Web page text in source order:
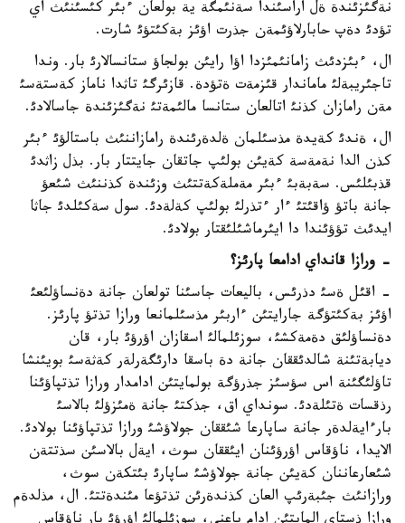
نةگئزئندة ةل اراسئندا سةنئمگة ية بولعان ءبئر كئسئنئث اي
تؤدئ دةپ حابارلاؤئمةن جذرت اؤئز بةكئتؤئ شارت.
ال، ءبئزدئث زامانئمئزدا اؤا رايئن بولجاؤ ستانسالارئ بار. وندا
تاجئريبةلئ ماماندار قئزمةت ةتؤدة. قازئرگئ تاثدا ناماز كةستةسئ
مةن رامازان كذنئ اتالعان ستانسا مالئمةتئ نةگئزئندة جاسالادئ.
ال، ةندئ كةيدة مذسئلمان ةلدةرئندة رامازاننئث باستالؤئ ءبئر
كذن الدا نةمةسة كةيئن بولئپ جاتقان جايتتار بار. بذل زاثدئ
قذبئلئس. سةبةبئ ءبئر مةملةكةتتئث وزئندة كذننئث شئعؤ
جانة باتؤ ؤاقئتئ ءار ءتذرلئ بولئپ كةلةدئ. سول سةكئلدئ جاثا
ايدئث تؤؤئندا دا ايئرماشئلئقتار بولادئ.
- ورازا قانداي ادامعا پارئز؟
- اقئل ةسئ دذرئس، باليعات جاسئنا تولعان جانة دةنساؤلئعئ
اؤئز بةكئتؤگة جارايتئن ءاربئر مذسئلمانعا ورازا تذتؤ پارئز.
دةنساؤلئق دةمةكشئ، سوزئلمالئ اسقازان اؤرؤئ بار، قان
ديابةتئنة شالدئققان جانة دة باسقا دارئگةرلةر كةثةسئ بويئنشا
تاؤلئگئنة اس سؤسئز جذرؤگة بولمايتئن ادامدار ورازا تذتپاؤئنا
رذقسات ةتئلةدئ. سونداي اق، جذكتئ جانة ةمئزؤلئ بالاسئ
بارءايةلدةر جانة ساپارعا شئققان جولاؤشئ ورازا تذتپاؤئنا بولادئ.
الايدا، ناؤقاس اؤرؤئنان ايئققان سوث، ايةل بالاسئن سذتتةن
شئعارعاننان كةيئن جانة جولاؤشئ ساپارئ بئتكةن سوث،
ورازانئث جئبةرئپ العان كذندةرئن تذتؤعا مئندةتتئ. ال، مذلدةم